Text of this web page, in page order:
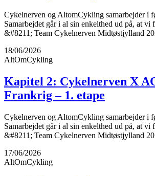
Cykelnerven og AltomCykling samarbejder i
Samarbejdet går i al sin enkelthed ud på, at vi
&#8211; Team Cykelnerven Midtøstjylland
18/06/2026
AltOmCykling
Kapitel 2: Cykelnerven X
Frankrig – 1. etape
Cykelnerven og AltomCykling samarbejder i
Samarbejdet går i al sin enkelthed ud på, at vi
&#8211; Team Cykelnerven Midtøstjylland
17/06/2026
AltOmCykling